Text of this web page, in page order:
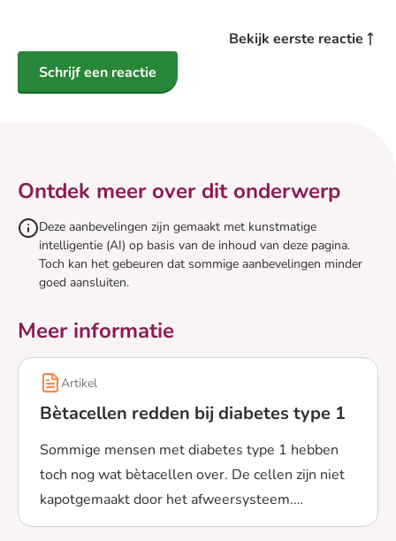
Bekijk eerste reactie
Schrijf een reactie
Ontdek meer over dit onderwerp
Deze aanbevelingen zijn gemaakt met kunstmatige
intelligentie (AI) op basis van de inhoud van deze pagina.
Toch kan het gebeuren dat sommige aanbevelingen minder
goed aansluiten.
Meer informatie
Artikel
Bètacellen redden bij diabetes type 1
Sommige mensen met diabetes type 1 hebben
toch nog wat bètacellen over. De cellen zijn niet
kapotgemaakt door het afweersysteem.
Wetenschappers willen deze bètacellen kunnen
Lees meer over Bètacellen redden bij diabetes type 1